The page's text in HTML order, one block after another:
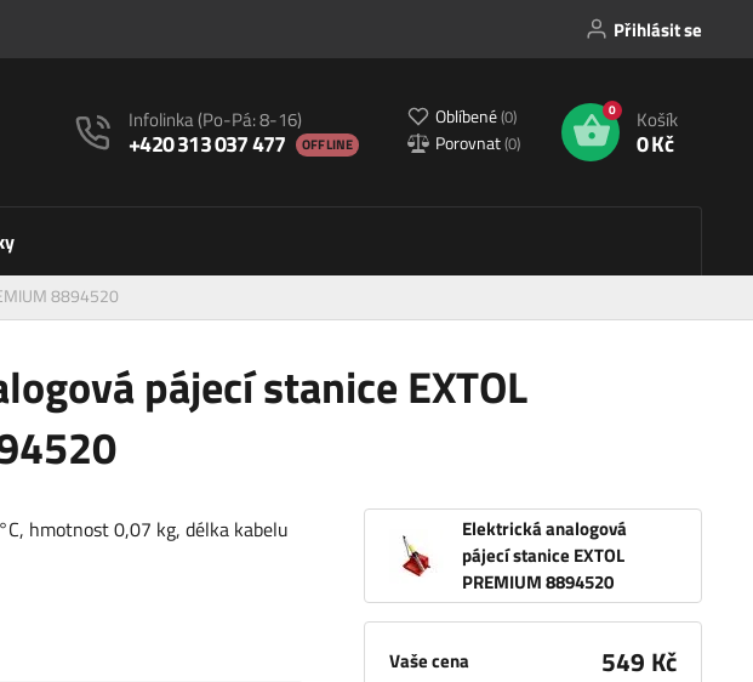
Přihlásit se
Infolinka(Po-Pá: 8-16)
+420 313 037 477 OFFLINE
Oblíbené(0)
Porovnat(0)
0 Košík
0 Kč
8894520
pájecí stanice EXTOL
Elektrická analogová
pájecí stanice EXTOL
PREMIUM 8894520
Vaše cena 549 Kč
hmotnost 0,07 kg, délka kabelu